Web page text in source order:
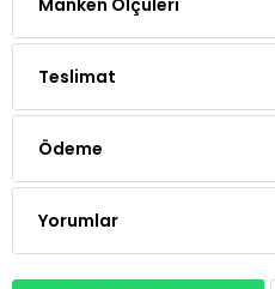
Teslimat
Ödeme
Yorumlar